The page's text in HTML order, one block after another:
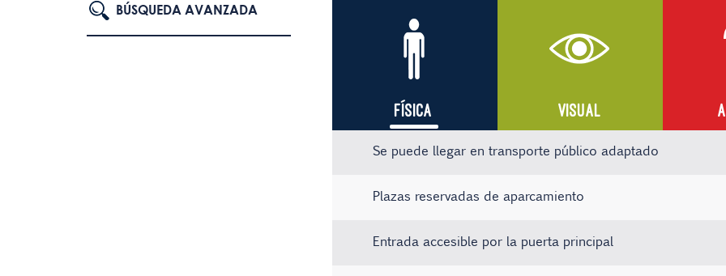
BÚSQUEDA AVANZADA
FÍSICA VISUAL
Se puede llegar en transporte público adaptado
Plazas reservadas de aparcamiento
Entrada accesible por la puerta principal